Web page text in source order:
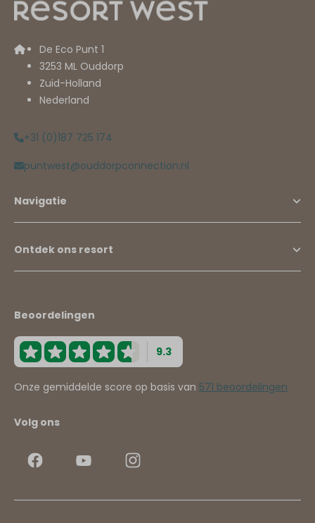
De Eco Punt 1
3253 ML Ouddorp
Zuid-Holland
Nederland
+31 (0)187 725 174
puntwest@ouddorpconnection.nl
Navigatie
Ontdek ons resort
Beoordelingen
9.3
Onze gemiddelde score op basis van 571 beoordelingen
Volg ons